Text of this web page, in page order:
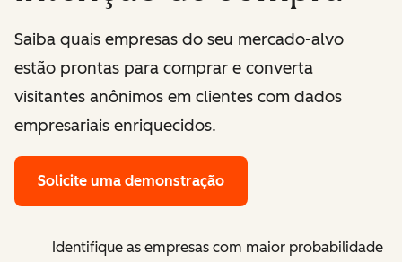
Saiba quais empresas do seu mercado-alvo
estão prontas para comprar e converta
visitantes anônimos em clientes com dados
empresariais enriquecidos.
Solicite uma demonstração
Identifique as empresas com maior probabilidade